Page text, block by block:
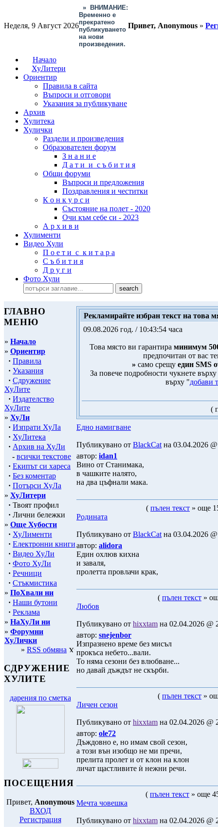
Неделя, 9 Август 2026
»
ВНИМАНИЕ:
Временно е
прекратено
публикуването
на нови
произведения.
Привет, Anonymous »
Начало
ХуЛитери
Ориентир
Правила в сайта
Въпроси и отговори
Указания за публикуване
Архив
Хулитека
Хулички
Раздели и произведения
Образователен форум
З н а н и е
Д а т и и с ъ б и т и я
Общи форуми
Въпроси и предложения
Поздравления и честитки
К о н к у р с и
Състояние на полет - 2020
Очи към себе си - 2023
А р х и в и
Хулименти
Видео Хули
П о е т и с к и т а р а
С ъ б и т и я
Д р у г и
Фото Хули
ГЛАВНО
МЕНЮ
» Начало
» Ориентир
· Правила
· Указания
· Сдружение
ХуЛите
· Издателство
ХуЛите
» ХуЛи
· Изпрати ХуЛа
· ХуЛитека
· Архив на ХуЛи
- всички текстове
· Екипът си хареса
· Без коментар
· Потърси ХуЛа
» ХуЛитери
· Твоят профил
· Лични бележки
» Още Хубости
· ХуЛименти
· Електронни книги
· Видео ХуЛи
· Фото ХуЛи
· Речници
· Стъкмистика
» ПоХвали ни
· Наши бутони
· Реклама
» НаХуЛи ни
» Форумни
ХуЛички
» RSS обмяна
СДРУЖЕНИЕ
ХУЛИТЕ
дарения по сметка
ПОСЕЩЕНИЯ
Привет, Anonymous
ВХОД
Регистрация
Рекламирайте избран текст на това
09.08.2026 год. / 10:43:54 часа
Това място ви гарантира минимум
предпочитан от вас
» само срещу един SMS
За повече подробности чукнете
върху "добави
(
Едно намигване
Публикувано от BlackCat на 03.04.2026
автор: idan1
Вино от Станимака,
в чашките налято,
на два цъфнали макa.
( пълен текст » още
Родината
Публикувано от BlackCat на 03.04.2026
автор: alidora
Един охлюв кихна
и заваля,
пролетта провлачи крак,
( пълен текст »
Любов
Публикувано от hixxtam на 02.04.2026 @
автор: snejenbor
Изпразнено време без мисъл
прокъса небето...вали.
То няма сезони без влюбване...
но давай дъждът не скърби.
( пълен текст »
Личен сезон
Публикувано от hixxtam на 02.04.2026 @
автор: ole72
Дъждовно е, но имам свой сезон,
а този вън изобщо не ми пречи,
прелита пролет и от клон на клон
личат щастливите ѝ нежни речи.
( пълен текст » още
Мечта човешка
Публикувано от hixxtam на 02.04.2026 @